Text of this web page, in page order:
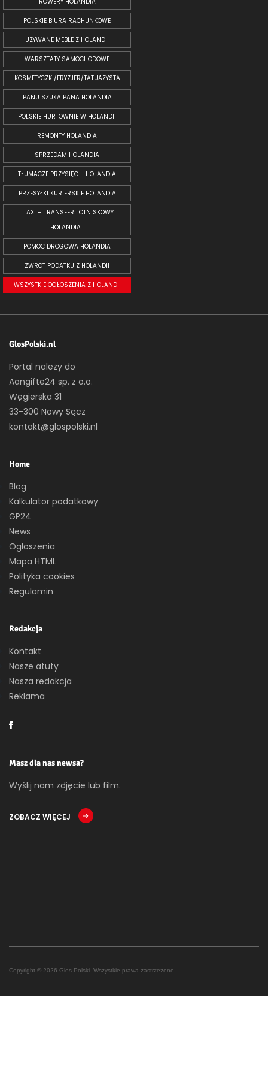
POLSKIE BIURA RACHUNKOWE
UŻYWANE MEBLE Z HOLANDII
WARSZTATY SAMOCHODOWE
KOSMETYCZKI/FRYZJER/TATUAŻYSTA
PANU SZUKA PANA HOLANDIA
POLSKIE HURTOWNIE W HOLANDII
REMONTY HOLANDIA
SPRZEDAM HOLANDIA
TŁUMACZE PRZYSIĘGLI HOLANDIA
PRZESYŁKI KURIERSKIE HOLANDIA
TAXI – TRANSFER LOTNISKOWY
HOLANDIA
POMOC DROGOWA HOLANDIA
ZWROT PODATKU Z HOLANDII
WSZYSTKIE OGŁOSZENIA Z HOLANDII
GlosPolski.nl
Portal należy do
Aangifte24 sp. z o.o.
Węgierska 31
33-300 Nowy Sącz
kontakt@glospolski.nl
Home
Blog
Kalkulator podatkowy
GP24
News
Ogłoszenia
Mapa HTML
Polityka cookies
Regulamin
Redakcja
Kontakt
Nasze atuty
Nasza redakcja
Reklama
Masz dla nas newsa?
Wyślij nam zdjęcie lub film.
ZOBACZ WIĘCEJ
Copyright © 2026 Głos Polski. Wszystkie prawa zastrzeżone.